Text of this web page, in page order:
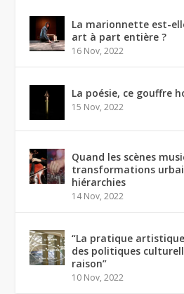
La marionnette est-
art à part entière ?
16 Nov, 2022
La poésie, ce gouffre
15 Nov, 2022
Quand les scènes
transformations
hiérarchies
14 Nov, 2022
“La pratique
des politiques
raison”
10 Nov, 2022